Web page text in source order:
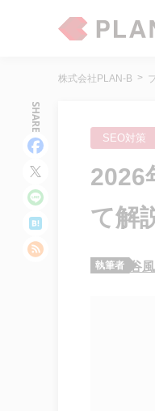
株式会社PLAN-B
SEO対策
2026
て解
執筆者 谷
SHARE